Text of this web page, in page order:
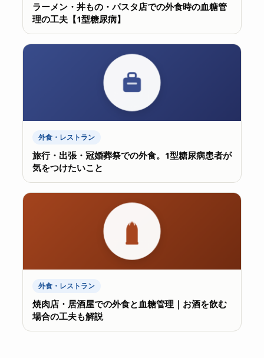
ラーメン・丼もの・パスタ店での外食時の血糖管
理の工夫【1型糖尿病】
外食・レストラン
旅行・出張・冠婚葬祭での外食。1型糖尿病患者が
気をつけたいこと
外食・レストラン
焼肉店・居酒屋での外食と血糖管理｜お酒を飲む
場合の工夫も解説